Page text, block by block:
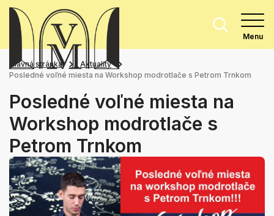
Menu
Hlavná stránka
Aktuality
Posledné voľné miesta na Workshop modrotlače s Petrom Trnkom
Posledné voľné miesta na
Workshop modrotlače s
Petrom Trnkom